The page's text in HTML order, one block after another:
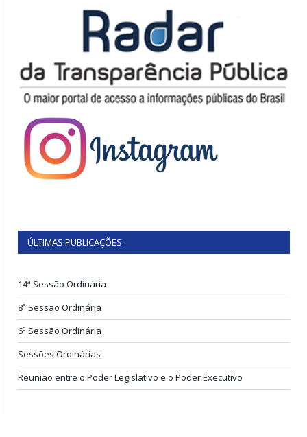
ÚLTIMAS PUBLICAÇÕES
14ª Sessão Ordinária
8ª Sessão Ordinária
6ª Sessão Ordinária
Sessões Ordinárias
Reunião entre o Poder Legislativo e o Poder Executivo